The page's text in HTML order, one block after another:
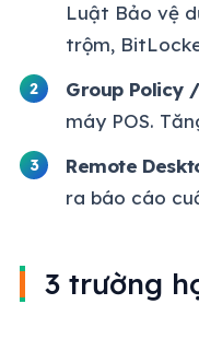
Luật Bảo vệ
trộm,
Group Policy
máy POS.
Remote
ra báo cáo
3 trường